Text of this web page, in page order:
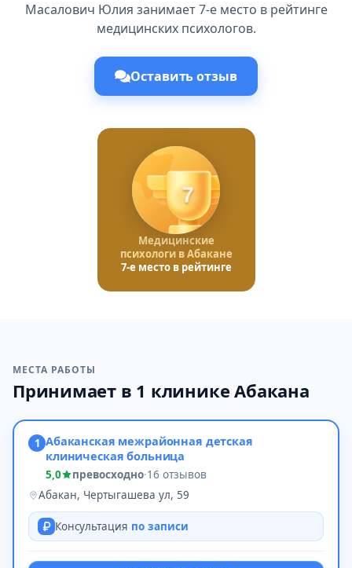
Масалович Юлия занимает 7-е место в рейтинге
медицинских психологов.
Оставить отзыв
7
Медицинские
психологи в Абакане
7-е место в рейтинге
МЕСТА РАБОТЫ
Принимает в 1 клинике Абакана
1 Абаканская межрайонная детская
клиническая больница
5,0 превосходно·16 отзывов
Абакан, Чертыгашева ул, 59
Консультация по записи